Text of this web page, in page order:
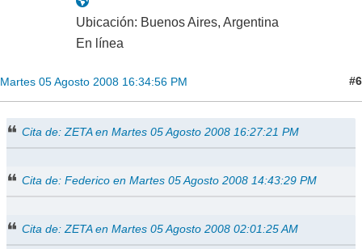
Ubicación: Buenos Aires, Argentina
En línea
Martes 05 Agosto 2008 16:34:56 PM #6
Cita de: ZETA en Martes 05 Agosto 2008 16:27:21 PM
Cita de: Federico en Martes 05 Agosto 2008 14:43:29 PM
Cita de: ZETA en Martes 05 Agosto 2008 02:01:25 AM